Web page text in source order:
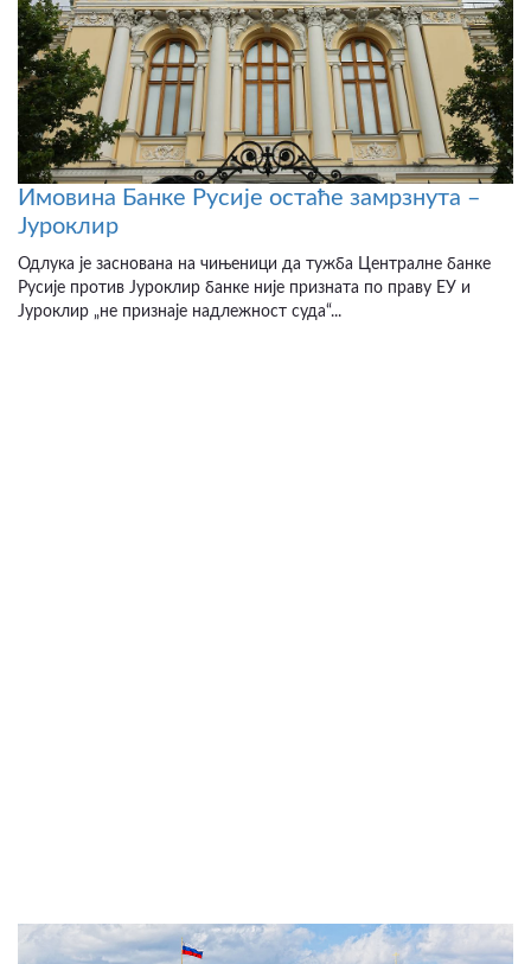
Имовина Банке Русије остаће замрзнута –
Јуроклир
Одлука је заснована на чињеници да тужба Централне банке
Русије против Јуроклир банке није призната по праву ЕУ и
Јуроклир „не признаје надлежност суда“...